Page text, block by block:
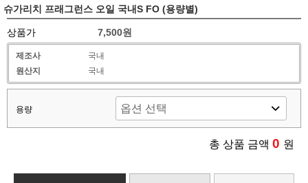
슈가리치 프래그런스 오일 국내S FO (용량별)
상품가 7,500원
제조사
국내
원산지
국내
용량
총 상품 금액 0 원